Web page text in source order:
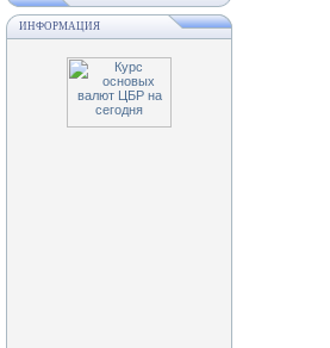
ИНФОРМАЦИЯ